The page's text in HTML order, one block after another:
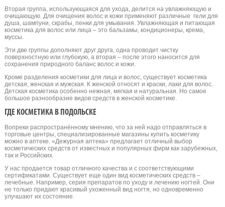
Вторая группа, использующаяся для ухода, делится на увлажняющую и
очищающую. Для очищения волос и кожи применяют различные гели для
душа, шампуни, скрабы, пенки для умывания. Увлажняющая и питающая
косметика для волос или лица – это бальзамы, кондиционеры, крема,
муссы.
Эти две группы дополняют друг друга, одна проводит чистку
поверхностную или глубокую, а вторая – после этого наносится для
сохранения природного баланс волос и кожи.
Кроме разделения косметики для лица и волос, существует косметика
детская, женская и мужская. К женской относят и краски, лаки для волос.
Детская косметика особенно нежная, мягкая и натуральная. Но самое
большое разнообразие видов средств в женской косметике.
ГДЕ КОСМЕТИКА В ПОДОЛЬСКЕ
Вопреки распространённому мнению, что за ней надо отправляться в
торговые центры, специализированные магазины купить косметику
можно в аптеке. «Дежурная аптека» предлагает отличный выбор
косметических средств от известных и популярных фирм как зарубежных,
так и Российских.
У нас продается товар отличного качества и с соответствующими
сертификатами. Существует еще один вид косметических средств –
лечебные. Например, серия препаратов по уходу и лечению ногтей. Они
не только придают красивый ухоженный вид ногтя, но одновременно
улучшают их состояние.